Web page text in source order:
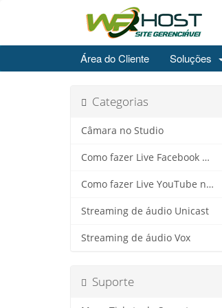
Área do Cliente Soluções
Categorias
Câmara no Studio
Como fazer Live Facebook no Streaming de Vídeo
Como fazer Live YouTube no Streaming de Vídeo
Streaming de áudio Unicast
Streaming de áudio Vox
Suporte